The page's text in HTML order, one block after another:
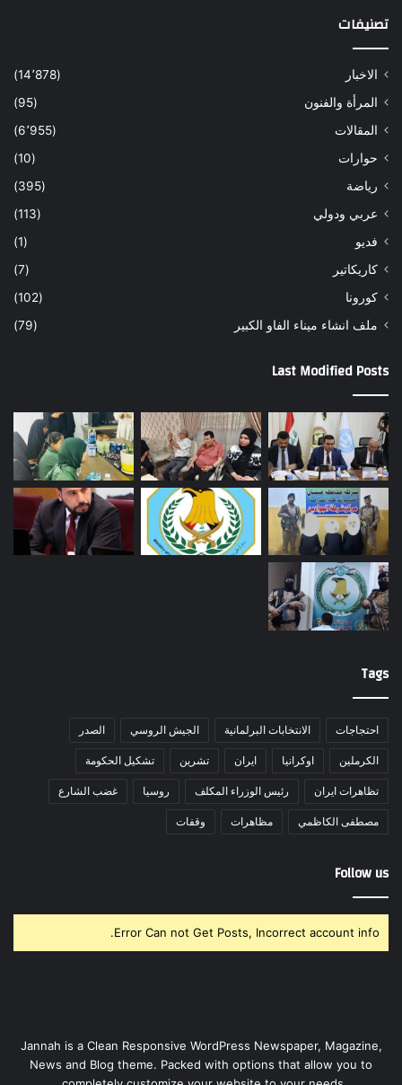
تصنيفات
الاخبار
(14٬878)
المرأة والفنون
(95)
المقالات
(6٬955)
حوارات
(10)
رياضة
(395)
عربي ودولي
(113)
فديو
(1)
كاريكاتير
(7)
كورونا
(102)
ملف انشاء ميناء الفاو الكبير
(79)
Last Modified Posts
Tags
احتجاجات الانتخابات البرلمانية الجيش الروسي الصدر
الكرملين اوكرانيا ايران تشرين تشكيل الحكومة
تظاهرات ايران رئيس الوزراء المكلف روسيا غضب الشارع
مصطفى الكاظمي مظاهرات وقفات
Follow us
Error Can not Get Posts, Incorrect account info.
Jannah is a Clean Responsive WordPress Newspaper, Magazine,
News and Blog theme. Packed with options that allow you to